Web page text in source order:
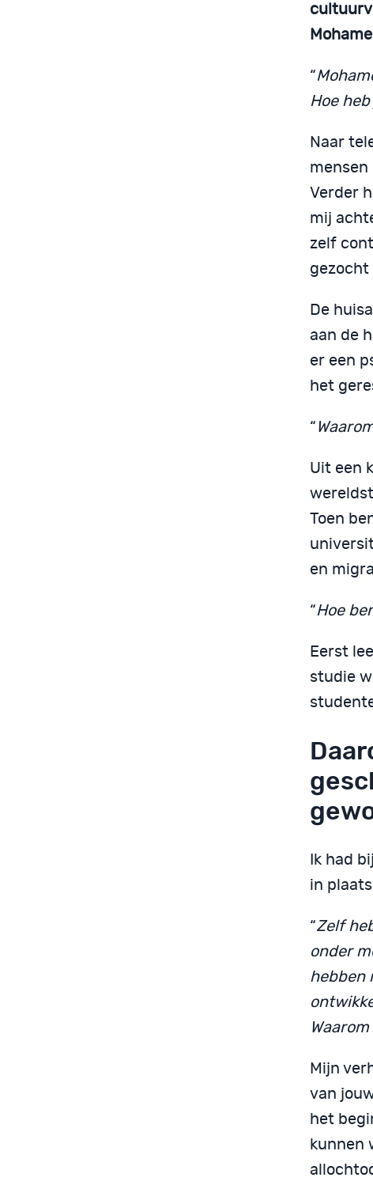
“
Hoe
Naar
Verder
mij
zelf
gezocht
De
aan de
er een
het
“
Uit een
Toen
en
“Hoe
Eerst
studie
Ik had
in
“Zelf
onder
hebben
Mijn
van
het
kunnen